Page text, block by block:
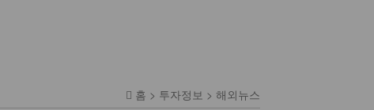
홈 > 투자정보 > 해외뉴스